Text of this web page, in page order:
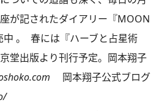
が記されたダイアリー『MOON
。 春には『ハーブと占星術
堂出版より刊行予定。岡本翔子
岡本翔子公式ブログ